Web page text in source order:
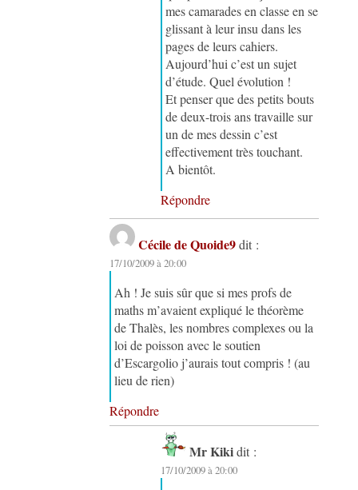
mes camarades en classe en se
glissant à leur insu dans les
pages de leurs cahiers.
Aujourd’hui c’est un sujet
d’étude. Quel évolution !
Et penser que des petits bouts
de deux-trois ans travaille sur
un de mes dessin c’est
effectivement très touchant.
A bientôt.
Répondre
Cécile de Quoide9 dit :
17/10/2009 à 20:00
Ah ! Je suis sûr que si mes profs de
maths m’avaient expliqué le théorème
de Thalès, les nombres complexes ou la
loi de poisson avec le soutien
d’Escargolio j’aurais tout compris ! (au
lieu de rien)
Répondre
Mr Kiki dit :
17/10/2009 à 20:00